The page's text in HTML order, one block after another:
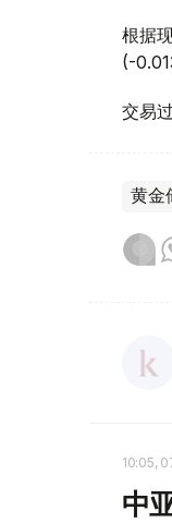
根据
(-
交易
黄金
10:05,
中